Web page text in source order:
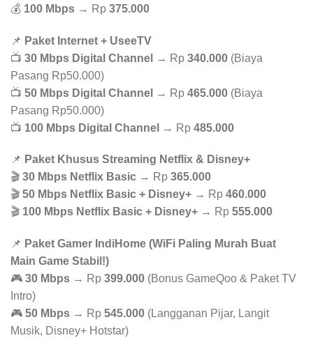
💰 100 Mbps → Rp 375.000
📌 Paket Internet + UseeTV
📺 30 Mbps Digital Channel → Rp 340.000 (Biaya
Pasang Rp50.000)
📺 50 Mbps Digital Channel → Rp 465.000 (Biaya
Pasang Rp50.000)
📺 100 Mbps Digital Channel → Rp 485.000
📌 Paket Khusus Streaming Netflix & Disney+
🎬 30 Mbps Netflix Basic → Rp 365.000
🎬 50 Mbps Netflix Basic + Disney+ → Rp 460.000
🎬 100 Mbps Netflix Basic + Disney+ → Rp 555.000
📌 Paket Gamer IndiHome (WiFi Paling Murah Buat
Main Game Stabil!)
🎮 30 Mbps → Rp 399.000 (Bonus GameQoo & Paket TV
Intro)
🎮 50 Mbps → Rp 545.000 (Langganan Pijar, Langit
Musik, Disney+ Hotstar)